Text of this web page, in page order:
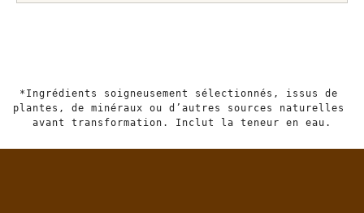
*Ingrédients soigneusement sélectionnés, issus de
plantes, de minéraux ou d’autres sources naturelles
avant transformation. Inclut la teneur en eau.